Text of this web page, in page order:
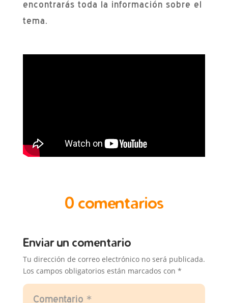
encontrarás toda la información sobre el
tema.
0 comentarios
Enviar un comentario
Tu dirección de correo electrónico no será publicada.
Los campos obligatorios están marcados con *